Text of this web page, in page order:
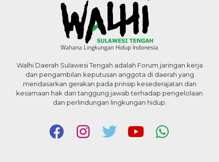
Walhi Daerah Sulawesi Tengah adalah Forum jaringan kerja
dan pengambilan keputusan anggota di daerah yang
mendasarkan gerakan pada prinsip kesederajatan dan
kesamaan hak dan tanggung jawab terhadap pengelolaan
dan perlindungan lingkungan hidup.